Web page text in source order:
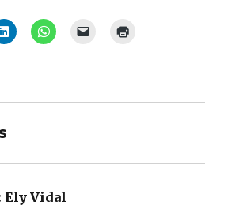
Ely Vidal